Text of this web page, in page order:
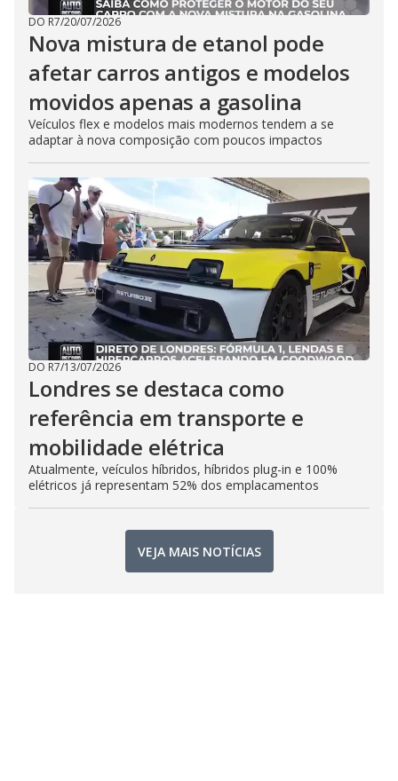
DO R7/20/07/2026
Nova mistura de etanol pode
afetar carros antigos e modelos
movidos apenas a gasolina
Veículos flex e modelos mais modernos tendem a se
adaptar à nova composição com poucos impactos
DO R7/13/07/2026
Londres se destaca como
referência em transporte e
mobilidade elétrica
Atualmente, veículos híbridos, híbridos plug-in e 100%
elétricos já representam 52% dos emplacamentos
VEJA MAIS NOTÍCIAS